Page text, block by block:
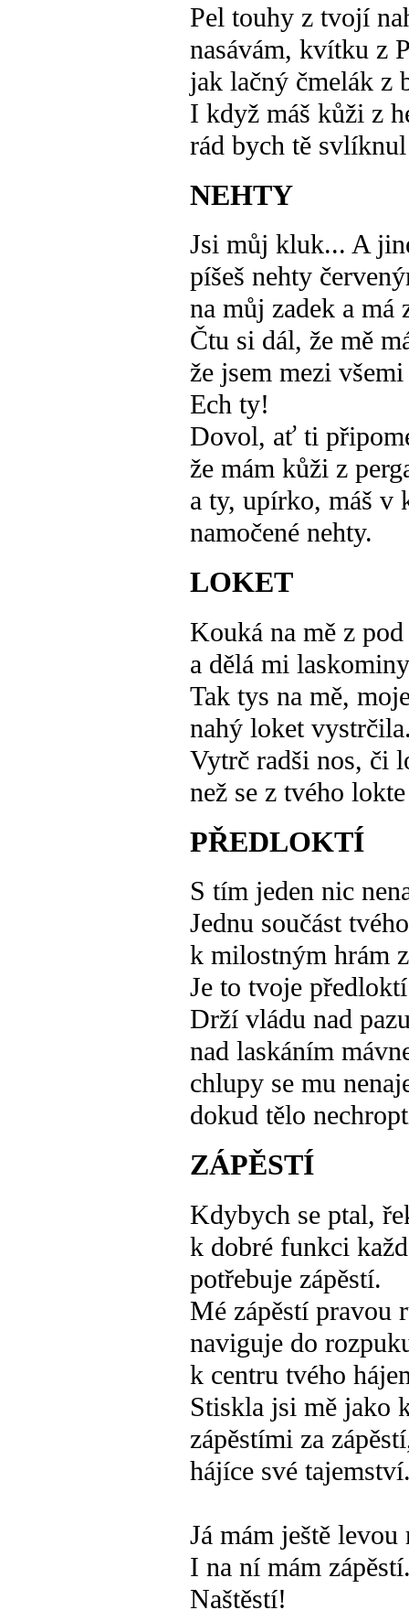
Pel touhy z tvojí
nasávám, kvítku z
jak lačný čmelák z
I když máš kůži z
rád bych tě
NEHTY
Jsi můj kluk... A
píšeš nehty
na můj zadek a má
Čtu si dál, že mě
že jsem mezi
Ech ty!
Dovol, ať ti
že mám kůži z
a ty, upírko, máš v
namočené nehty.
LOKET
Kouká na mě z
a dělá mi
Tak tys na mě,
nahý loket
Vytrč radši nos, či
než se z tvého
PŘEDLOKTÍ
S tím jeden nic
Jednu součást
k milostným hrám
Je to tvoje
Drží vládu nad
nad laskáním
chlupy se mu
dokud tělo
ZÁPĚSTÍ
Kdybych se ptal,
k dobré funkci
potřebuje zápěstí.
Mé zápěstí pravou
naviguje do
k centru tvého
Stiskla jsi mě jako
zápěstími za
hájíce své
Já mám ještě levou
I na ní mám
Naštěstí!